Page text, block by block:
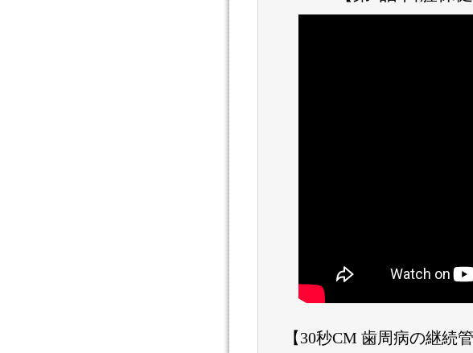
【30秒CM 歯周病の継続